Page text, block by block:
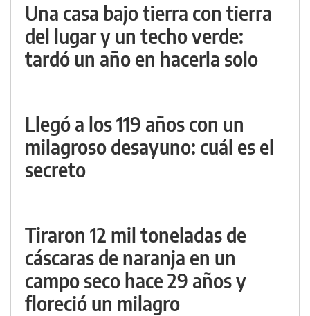
Una casa bajo tierra con tierra
del lugar y un techo verde:
tardó un año en hacerla solo
Llegó a los 119 años con un
milagroso desayuno: cuál es el
secreto
Tiraron 12 mil toneladas de
cáscaras de naranja en un
campo seco hace 29 años y
floreció un milagro